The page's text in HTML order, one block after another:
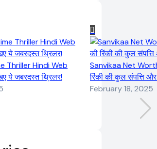
Thriller Hindi Web
ये जबरदस्त थ्रिलर!
Sanvikaa Net Worth
रिंकी की कुल संपत्ति
February 18, 2025